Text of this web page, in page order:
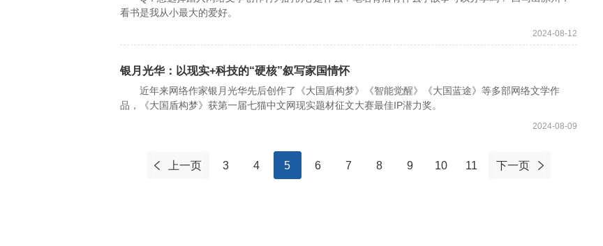
看书是我从小最大的爱好。
2024-08-12
银月光华：以现实+科技的“硬核”叙写家国情怀
近年来网络作家银月光华先后创作了《大国盾构梦》《智能觉醒》《大国蓝途》等多部网络文学作
品，《大国盾构梦》获第一届七猫中文网现实题材征文大赛最佳IP潜力奖。
2024-08-09
上一页 3 4 5 6 7 8 9 10 11 下一页